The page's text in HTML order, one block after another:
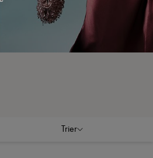
Trier